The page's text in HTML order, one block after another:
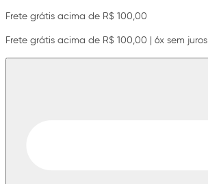
Frete grátis acima de R$ 100,00
Frete grátis acima de R$ 100,00 | 6x sem juros